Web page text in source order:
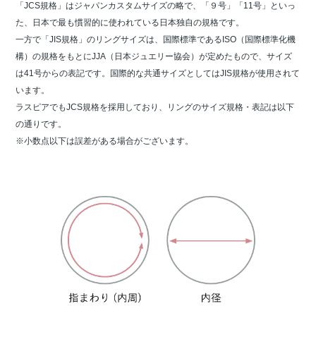
「JCS規格」はジャパンカスタムサイズの略で、「９号」「11号」といっ
た、日本で最も慣習的に使われている日本独自の規格です。
一方で「JIS規格」のリングサイズは、国際標準であるISO（国際標準化機
構）の規格をもとにJJA（日本ジュエリー協会）が定めたもので、サイズ
は41号からの表記です。国際的な共通サイズとしてはJIS規格が使用されて
います。
ラスピアでもJCS規格を採用しており、リングのサイズ規格・表記は以下
の通りです。
※小数点以下は誤差がある場合がございます。